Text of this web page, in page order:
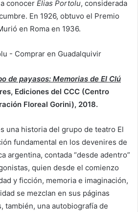
conocer Elias Portolu, considerada
En 1926, obtuvo el Premio
en Roma en 1936.
de payasos: Memorias de El Clú
Ediciones del CCC (Centro
Floreal Gorini), 2018.
una historia del grupo de teatro El
fundamental en los devenires de
argentina, contada “desde adentro”
quien desde el comienzo
y ficción, memoria e imaginación,
se mezclan en sus páginas
también, una autobiografía de